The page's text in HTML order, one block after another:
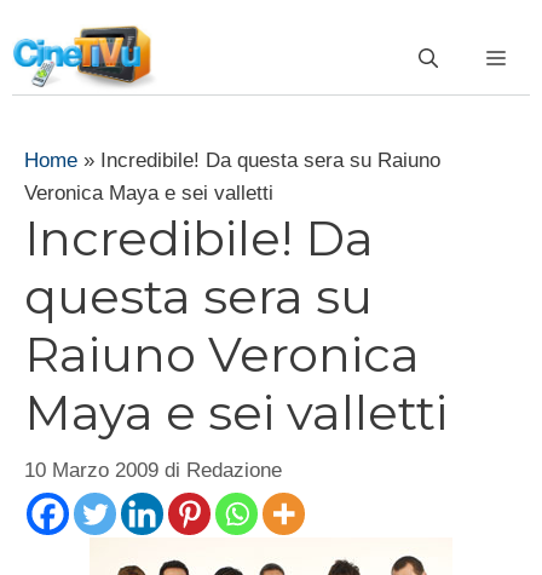
al
contenuto
Home » Incredibile! Da questa sera su Raiuno
Veronica Maya e sei valletti
Incredibile! Da
questa sera su
Raiuno Veronica
Maya e sei valletti
10 Marzo 2009 di Redazione